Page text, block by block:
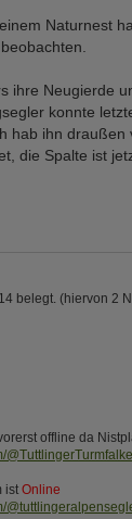
Naturnest
ihre Neugierde
konnte
hab ihn
die Spalte ist
belegt. (hiervon 2
offline da
ist Online